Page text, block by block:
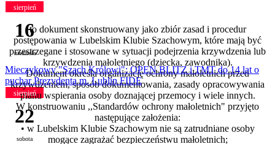
to dokument skonstruowany jako zbiór zasad i procedur
postępowania w Lubelskim Klubie Szachowym, które mają być
przestrzegane i stosowane w sytuacji podejrzenia krzywdzenia lub
krzywdzenia małoletniego (dziecka, zawodnika).
Dokument określa organizację ochrony małoletnich przed
krzywdzeniem, sposób dokumentowania, zasady opracowywania
planu wspierania osoby doznającej przemocy i wiele innych.
W konstruowaniu ,,Standardów ochrony małoletnich" przyjęto
następujące założenia:
• w Lubelskim Klubie Szachowym nie są zatrudniane osoby
mogące zagrażać bezpieczeństwu małoletnich;
sierpień
16
niedziela
Mieczykowy "Szach Królowi": OPEN BLITZ i TMT do 14 lat o
puchar Prezydenta m. Lublin FIDE
sierpień
22
sobota